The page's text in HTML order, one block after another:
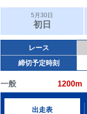
5月30日
初日
レース
締切予定時刻
一般 1200m
出走表